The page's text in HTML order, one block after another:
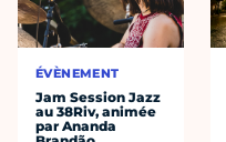
ÉVÈNEMENT
Jam Session Jazz
au 38Riv, animée
par Ananda